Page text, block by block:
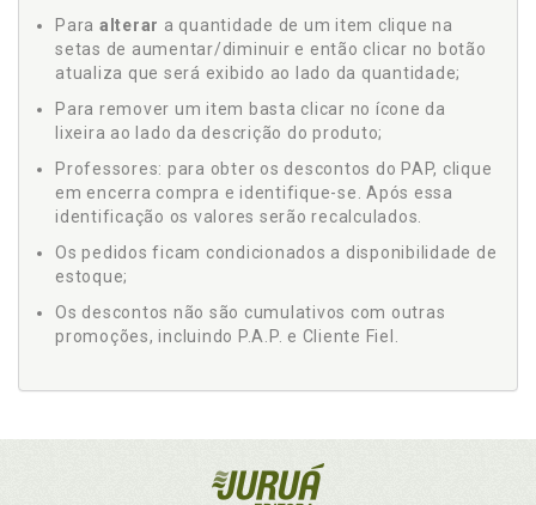
Para alterar a quantidade de um item clique na
setas de aumentar/diminuir e então clicar no botão
atualiza que será exibido ao lado da quantidade;
Para remover um item basta clicar no ícone da
lixeira ao lado da descrição do produto;
Professores: para obter os descontos do PAP, clique
em encerra compra e identifique-se. Após essa
identificação os valores serão recalculados.
Os pedidos ficam condicionados a disponibilidade de
estoque;
Os descontos não são cumulativos com outras
promoções, incluindo P.A.P. e Cliente Fiel.